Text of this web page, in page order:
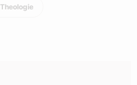
Theologie